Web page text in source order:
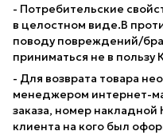
- Потребительские
в целостном виде.В
поводу повреждений/
приниматься не в пользу
- Для возврата товара
менеджером интернет-
заказа, номер
клиента на кого был